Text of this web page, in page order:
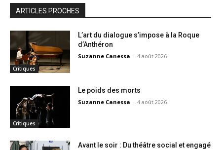
ARTICLES PROCHES
Critiques
L’art du dialogue s’impose à la Roque
d’Anthéron
Suzanne Canessa - 4 août 2026
Critiques
Le poids des morts
Suzanne Canessa - 4 août 2026
Avant le soir : Du théâtre social et engagé